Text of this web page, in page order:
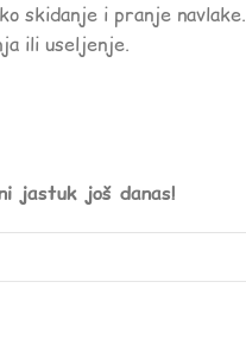
skidanje i pranje navlake.
ili useljenje.
jastuk još danas!